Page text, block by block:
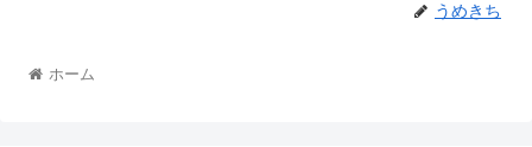
うめきち
ホーム